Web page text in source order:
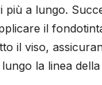
più a lungo.
il
il viso,
la linea della